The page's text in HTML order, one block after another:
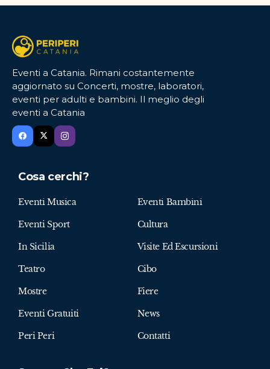
Eventi a Catania. Rimani costantemente
aggiornato su Concerti, mostre, laboratori,
eventi per adulti e bambini. Il meglio degli
eventi a Catania
Cosa cerchi?
Eventi Musica Eventi Bambini
Eventi Sport Cultura
In Sicilia Visite Ed Escursioni
Teatro Cibo
Mostre Fiere
Eventi Gratuiti News
Peri Peri Contatti